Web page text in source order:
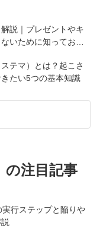
説｜プレゼントやキ
いために知っておく
テマ）とは？起こさ
たい5つの基本知識
の注目記事
行ステップと陥りや